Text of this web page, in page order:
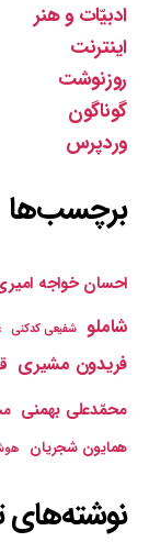
ادبیّات و هنر
اینترنت
روزنوشت
گوناگون
وردپرس
برچسب‌ها
احسان خواجه
شاملو شفیعی کدکنی
فریدون مشیری
محمّدعلی بهمنی
همایون شجریان
نوشته‌های